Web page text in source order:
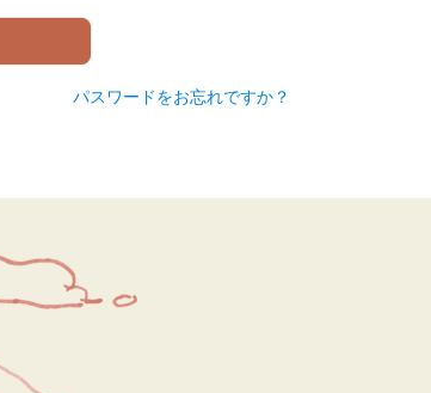
パスワードをお忘れですか？